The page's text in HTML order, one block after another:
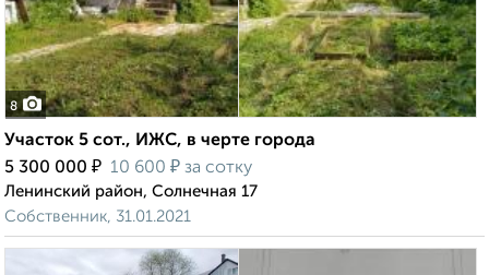
8
Участок 5 сот., ИЖС, в черте города
5 300 000 ₽ 10 600 ₽ за сотку
Ленинский район, Солнечная 17
Собственник, 31.01.2021